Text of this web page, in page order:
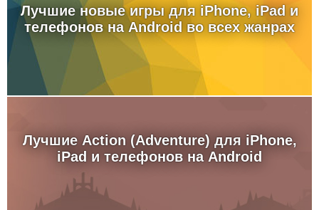
Лучшие новые игры для iPhone, iPad и
телефонов на Android во всех жанрах
Лучшие Action (Adventure) для iPhone,
iPad и телефонов на Android